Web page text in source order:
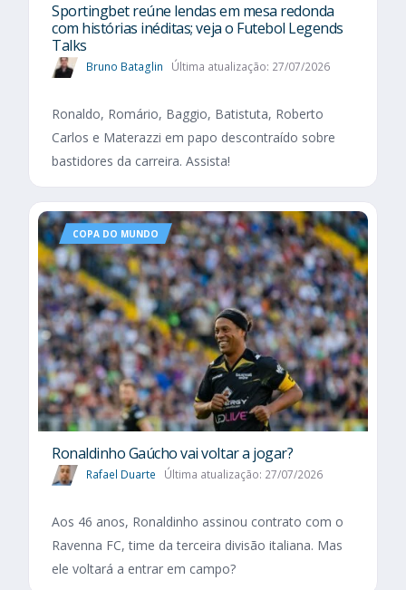
Sportingbet reúne lendas em mesa redonda
com histórias inéditas; veja o Futebol Legends
Talks
Bruno Bataglin Última atualização: 27/07/2026
Ronaldo, Romário, Baggio, Batistuta, Roberto
Carlos e Materazzi em papo descontraído sobre
bastidores da carreira. Assista!
COPA DO MUNDO
Ronaldinho Gaúcho vai voltar a jogar?
Rafael Duarte Última atualização: 27/07/2026
Aos 46 anos, Ronaldinho assinou contrato com o
Ravenna FC, time da terceira divisão italiana. Mas
ele voltará a entrar em campo?